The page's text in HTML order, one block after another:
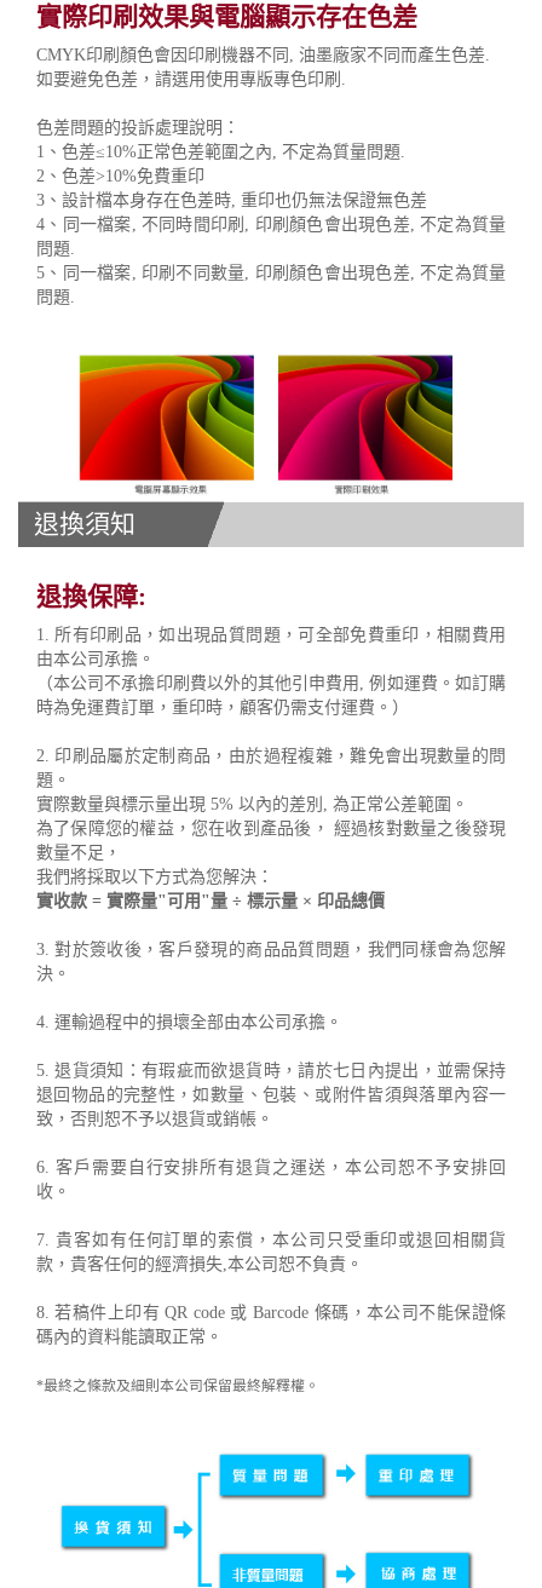
實際印刷效果與電腦顯示存在色差
CMYK印刷顏色會因印刷機器不同, 油墨廠家不同而產生色差.
如要避免色差，請選用使用專版專色印刷.
色差問題的投訴處理說明：
1、色差≤10%正常色差範圍之內, 不定為質量問題.
2、色差>10%免費重印
3、設計檔本身存在色差時, 重印也仍無法保證無色差
4、同一檔案, 不同時間印刷, 印刷顏色會出現色差, 不定為質量
問題.
5、同一檔案, 印刷不同數量, 印刷顏色會出現色差, 不定為質量
問題.
退換須知
退換保障:
1. 所有印刷品，如出現品質問題，可全部免費重印，相關費用
由本公司承擔。
（本公司不承擔印刷費以外的其他引申費用, 例如運費。如訂購
時為免運費訂單，重印時，顧客仍需支付運費。）
2. 印刷品屬於定制商品，由於過程複雜，難免會出現數量的問
題。
實際數量與標示量出現 5% 以內的差別, 為正常公差範圍。
為了保障您的權益，您在收到產品後， 經過核對數量之後發現
數量不足，
我們將採取以下方式為您解決：
實收款 = 實際量"可用"量 ÷ 標示量 × 印品總價
3. 對於簽收後，客戶發現的商品品質問題，我們同樣會為您解
決。
4. 運輸過程中的損壞全部由本公司承擔。
5. 退貨須知：有瑕疵而欲退貨時，請於七日內提出，並需保持
退回物品的完整性，如數量、包裝、或附件皆須與落單內容一
致，否則恕不予以退貨或銷帳。
6. 客戶需要自行安排所有退貨之運送，本公司恕不予安排回
收。
7. 貴客如有任何訂單的索償，本公司只受重印或退回相關貨
款，貴客任何的經濟損失,本公司恕不負責。
8. 若稿件上印有 QR code 或 Barcode 條碼，本公司不能保證條
碼內的資料能讀取正常。
*最終之條款及細則本公司保留最終解釋權。